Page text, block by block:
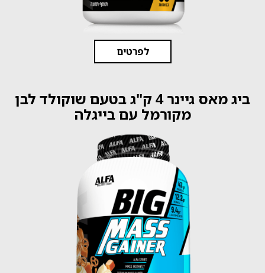
לפרטים
ביג מאס גיינר 4 ק"ג בטעם שוקולד לבן
מקורמל עם בייגלה